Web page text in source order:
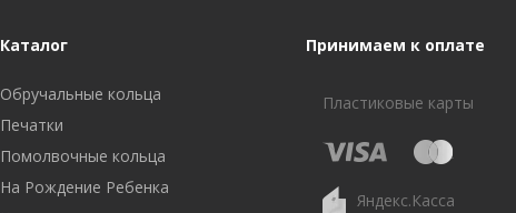
Каталог
Обручальные кольца
Печатки
Помолвочные кольца
На Рождение Ребенка
Принимаем к оплате
Пластиковые карты
Яндекс.Касса